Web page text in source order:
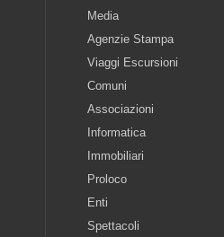
Media
Agenzie Stampa
Viaggi Escursioni
Comuni
Associazioni
Informatica
Immobiliari
Proloco
Enti
Spettacoli